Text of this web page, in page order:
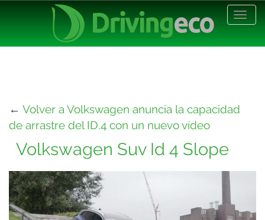
← Volver a Volkswagen anuncia la capacidad
de arrastre del ID.4 con un nuevo vídeo
Volkswagen Suv Id 4 Slope